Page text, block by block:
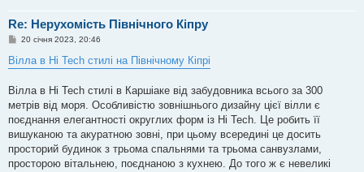
Re: Нерухомість Північного Кіпру
П
в
і
о
л
е
н
я
20 січня 2023, 20:46
Вілла в Hi Tech стилі на Північному Кіпрі
Вілла в Hi Tech стилі в Каршіаке від забудовника всього за 300
метрів від моря. Особливістю зовнішнього дизайну цієї вілли є
поєднання елегантності округлих форм із Hi Tech. Це робить її
вишуканою та акуратною зовні, при цьому всередині це досить
просторий будинок з трьома спальнями та трьома санвузлами,
просторою вітальнею, поєднаною з кухнею. До того ж є невеликі